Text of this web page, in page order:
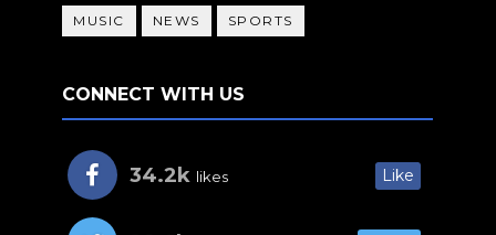
MUSIC NEWS SPORTS
CONNECT WITH US
34.2k likes Like